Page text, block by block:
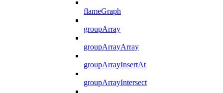
flameGraph
groupArray
groupArrayArray
groupArrayInsertAt
groupArrayIntersect